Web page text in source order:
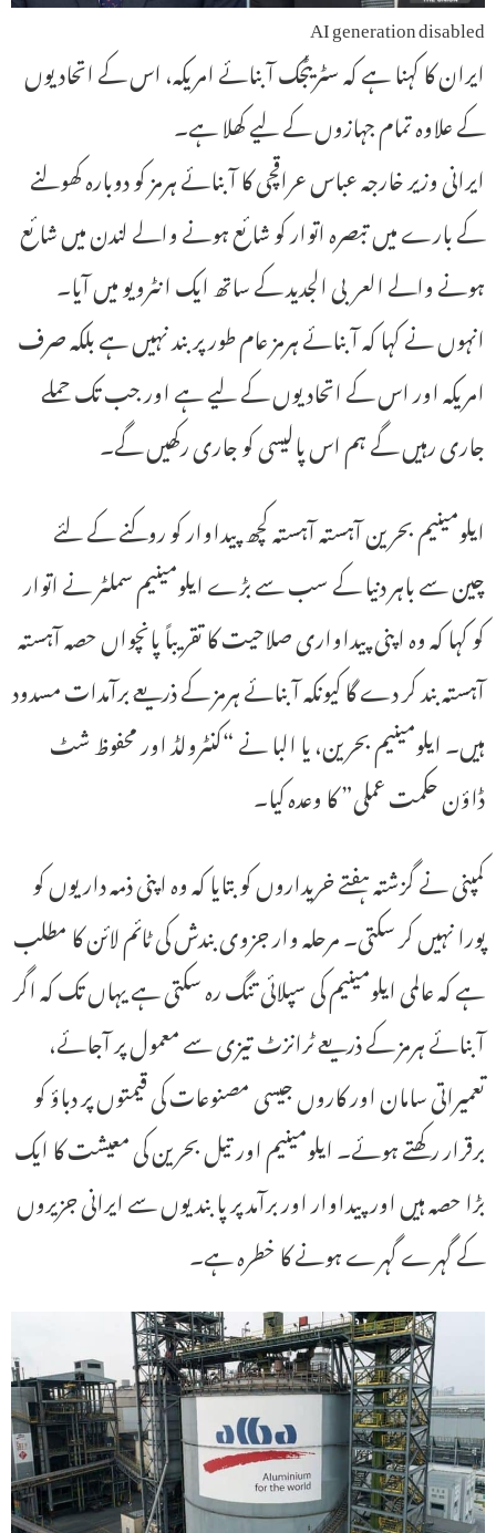
AI generation disabled
ایران کا کہنا ہے کہ سٹریٹجک آبنائے امریکہ، اس کے اتحادیوں
کے علاوہ تمام جہازوں کے لیے کھلا ہے۔
ایرانی وزیر خارجہ عباس عراقچی کا آبنائے ہرمز کو دوبارہ کھولنے
کے بارے میں تبصرہ اتوار کو شائع ہونے والے لندن میں شائع
ہونے والے العربی الجدید کے ساتھ ایک انٹرویو میں آیا۔
انہوں نے کہا کہ آبنائے ہرمز عام طور پر بند نہیں ہے بلکہ صرف
امریکہ اور اس کے اتحادیوں کے لیے ہے اور جب تک حملے
جاری رہیں گے ہم اس پالیسی کو جاری رکھیں گے۔
ایلومینیم بحرین آہستہ آہستہ کچھ پیداوار کو روکنے کے لئے
چین سے باہر دنیا کے سب سے بڑے ایلومینیم سملٹر نے اتوار
کو کہا کہ وہ اپنی پیداواری صلاحیت کا تقریباً پانچواں حصہ آہستہ
آہستہ بند کر دے گا کیونکہ آبنائے ہرمز کے ذریعے برآمدات مسدود
ہیں۔ ایلومینیم بحرین، یا البا نے “کنٹرولڈ اور محفوظ شٹ
ڈاؤن حکمت عملی” کا وعدہ کیا۔
کمپنی نے گزشتہ ہفتے خریداروں کو بتایا کہ وہ اپنی ذمہ داریوں کو
پورا نہیں کر سکتی۔ مرحلہ وار جزوی بندش کی ٹائم لائن کا مطلب
ہے کہ عالمی ایلومینیم کی سپلائی تنگ رہ سکتی ہے یہاں تک کہ اگر
آبنائے ہرمز کے ذریعے ٹرانزٹ تیزی سے معمول پر آجائے،
تعمیراتی سامان اور کاروں جیسی مصنوعات کی قیمتوں پر دباؤ کو
برقرار رکھتے ہوئے۔ ایلومینیم اور تیل بحرین کی معیشت کا ایک
بڑا حصہ ہیں اور پیداوار اور برآمد پر پابندیوں سے ایرانی جزیروں
کے گہرے گہرے ہونے کا خطرہ ہے۔